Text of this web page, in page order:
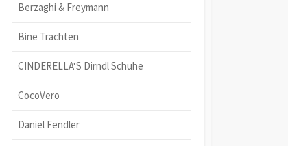
Berzaghi & Freymann
Bine Trachten
CINDERELLA‘S Dirndl Schuhe
CocoVero
Daniel Fendler